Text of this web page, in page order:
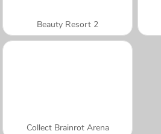
Beauty Resort 2
Collect Brainrot Arena